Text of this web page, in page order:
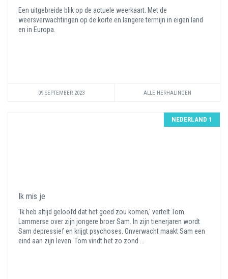
Een uitgebreide blik op de actuele weerkaart. Met de
weersverwachtingen op de korte en langere termijn in eigen land
en in Europa.
09 SEPTEMBER 2023 ALLE HERHALINGEN
NEDERLAND 1
Ik mis je
'Ik heb altijd geloofd dat het goed zou komen,' vertelt Tom
Lammerse over zijn jongere broer Sam. In zijn tienerjaren wordt
Sam depressief en krijgt psychoses. Onverwacht maakt Sam een
eind aan zijn leven. Tom vindt het zo zond ...